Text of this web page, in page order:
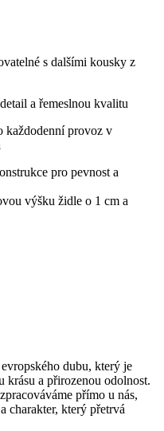
s dalšími kousky z
a řemeslnou kvalitu
každodenní provoz v
pro pevnost a
výšku židle o 1 cm a
dubu, který je
krásu a přirozenou odolnost.
přímo u nás,
charakter, který přetrvá